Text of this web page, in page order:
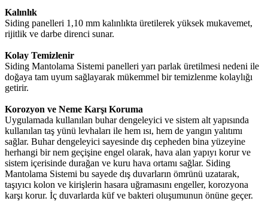
Kalınlık
Siding panelleri 1,10 mm kalınlıkta üretilerek yüksek mukavemet,
rijitlik ve darbe direnci sunar.
Kolay Temizlenir
Siding Mantolama Sistemi panelleri yarı parlak üretilmesi nedeni ile
doğaya tam uyum sağlayarak mükemmel bir temizlenme kolaylığı
getirir.
Korozyon ve Neme Karşı Koruma
Uygulamada kullanılan buhar dengeleyici ve sistem alt yapısında
kullanılan taş yünü levhaları ile hem ısı, hem de yangın yalıtımı
sağlar. Buhar dengeleyici sayesinde dış cepheden bina yüzeyine
herhangi bir nem geçişine engel olarak, hava alan yapıyı korur ve
sistem içerisinde durağan ve kuru hava ortamı sağlar. Siding
Mantolama Sistemi bu sayede dış duvarların ömrünü uzatarak,
taşıyıcı kolon ve kirişlerin hasara uğramasını engeller, korozyona
karşı korur. İç duvarlarda küf ve bakteri oluşumunun önüne geçer.